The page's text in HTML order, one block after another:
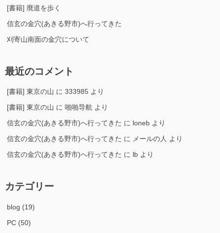
[書籍] 廃道を歩く
信玄の金穴(あきる野市)へ行ってきた
刈寄山南面の金穴について
最近のコメント
[書籍] 東京の山 に 333985 より
[書籍] 東京の山 に 啪啪导航 より
信玄の金穴(あきる野市)へ行ってきた に loneb より
信玄の金穴(あきる野市)へ行ってきた に メールの人 より
信玄の金穴(あきる野市)へ行ってきた に lb より
カテゴリー
blog (19)
PC (50)